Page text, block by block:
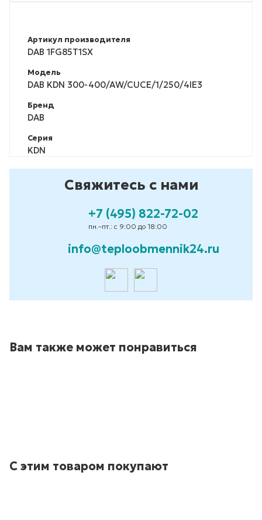
Артикул производителя
DAB 1FG85T1SX
Модель
DAB KDN 300-400/AW/CUCE/1/250/4IE3
Бренд
DAB
Серия
KDN
Свяжитесь с нами
+7 (495) 822-72-02
пн.–пт.: с 9:00 до 18:00
info@teploobmennik24.ru
Вам также может понравиться
С этим товаром покупают